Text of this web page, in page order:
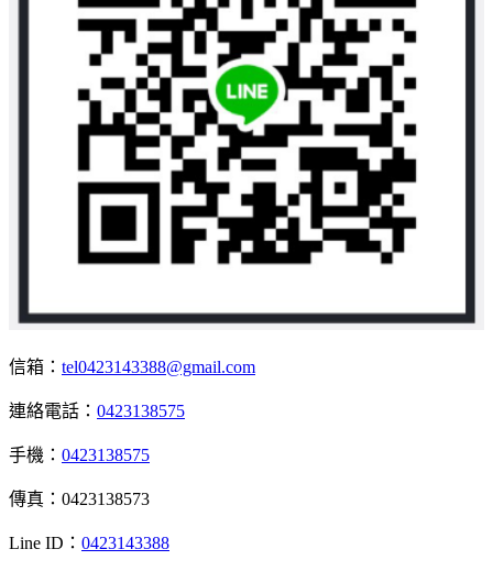
信箱： tel0423143388@gmail.com
連絡電話： 0423138575
手機： 0423138575
傳真：0423138573
Line ID： 0423143388